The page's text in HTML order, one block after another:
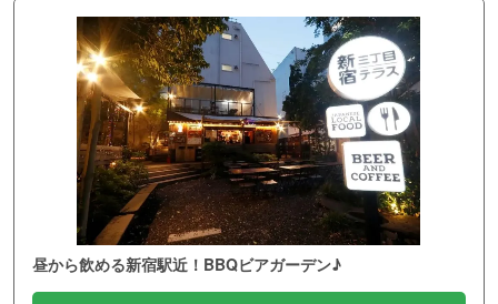
昼から飲める新宿駅近！BBQビアガーデン♪